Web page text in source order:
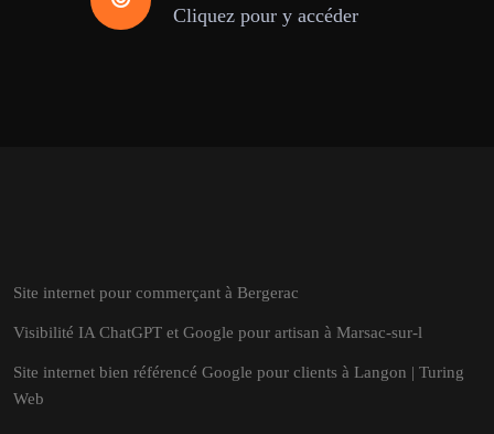
Cliquez pour y accéder
Site internet pour commerçant à Bergerac
Visibilité IA ChatGPT et Google pour artisan à Marsac-sur-l
Site internet bien référencé Google pour clients à Langon | Turing
Web